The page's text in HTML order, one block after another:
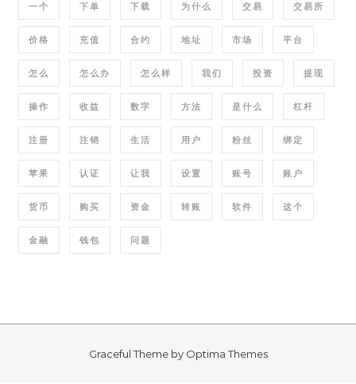
一个 下单 下载 为什么 交易 交易所
价格 充值 合约 地址 市场 平台
怎么 怎么办 怎么样 我们 投资 提现
操作 收益 数字 方法 是什么 杠杆
注册 注销 生活 用户 粉丝 绑定
苹果 认证 让我 设置 账号 账户
货币 购买 资金 转账 软件 这个
金融 钱包 问题
Graceful Theme by Optima Themes